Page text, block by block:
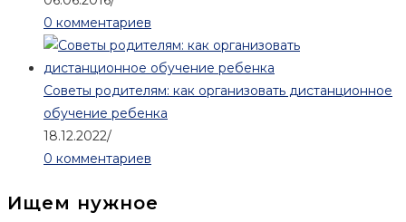
0 комментариев
Советы родителям: как организовать дистанционное
обучение ребенка
18.12.2022/
0 комментариев
Ищем нужное